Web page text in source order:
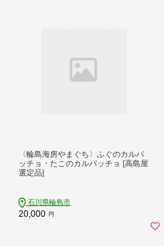
〈輪島海房やまぐち〉ふぐのカルパ
ッチョ・たこのカルパッチョ [高島屋
選定品]
石川県輪島市
20,000 円